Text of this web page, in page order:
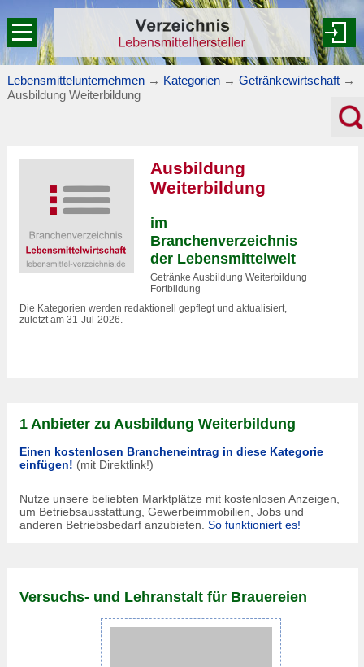
Lebensmittelunternehmen → Kategorien → Getränkewirtschaft →
Ausbildung Weiterbildung
Ausbildung
Weiterbildung
im
Branchenverzeichnis
der Lebensmittelwelt
Getränke Ausbildung Weiterbildung
Fortbildung
Die Kategorien werden redaktionell gepflegt und aktualisiert,
zuletzt am 31-Jul-2026.
1 Anbieter zu Ausbildung Weiterbildung
Einen kostenlosen Brancheneintrag in diese Kategorie
einfügen! (mit Direktlink!)
Nutze unsere beliebten Marktplätze mit kostenlosen Anzeigen,
um Betriebsausstattung, Gewerbeimmobilien, Jobs und
anderen Betriebsbedarf anzubieten. So funktioniert es!
Versuchs- und Lehranstalt für Brauereien